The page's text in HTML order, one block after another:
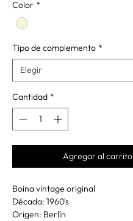
Color *
Tipo de complemento *
Cantidad *
Agregar al carrito
Boina vintage original
Década: 1960's
Origen: Berlín